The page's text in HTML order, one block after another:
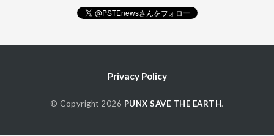
Privacy Policy
© Copyright 2026 PUNX SAVE THE EARTH.